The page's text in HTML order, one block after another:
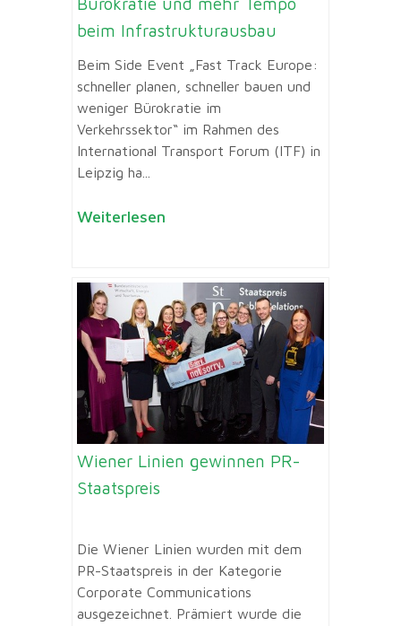
beim Infrastrukturausbau
Beim Side Event „Fast Track Europe:
schneller planen, schneller bauen und
weniger Bürokratie im
Verkehrssektor“ im Rahmen des
International Transport Forum (ITF) in
Leipzig ha...
Weiterlesen
Wiener Linien gewinnen PR-
Staatspreis
Die Wiener Linien wurden mit dem
PR-Staatspreis in der Kategorie
Corporate Communications
ausgezeichnet. Prämiert wurde die